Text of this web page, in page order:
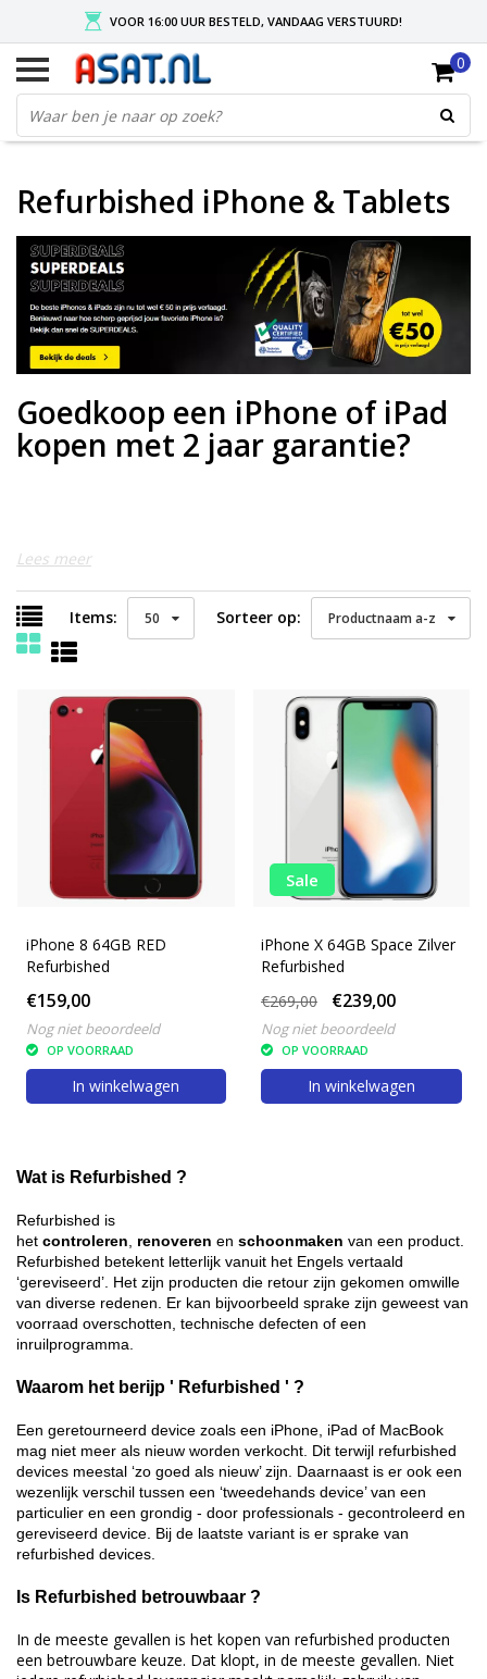
VOOR 16:00 UUR BESTELD, VANDAAG VERSTUURD!
GRATIS VERZENDING NA MIN. ORDER VAN € 50,-
KIES EENVOUDIG UW AFHAALLOCATIE
0
Refurbished iPhone & Tablets
Goedkoop een iPhone of iPad
kopen met 2 jaar garantie?
Lees meer
Sorteer op: Productnaam a-z
Items: 50
iPhone 8 64GB RED
Refurbished
€159,00
Nog niet beoordeeld
OP VOORRAAD
In winkelwagen
Sale
iPhone X 64GB Space Zilver
Refurbished
€269,00
€239,00
Nog niet beoordeeld
OP VOORRAAD
In winkelwagen
Wat is Refurbished ?
Refurbished is
het controleren, renoveren en schoonmaken van een product.
Refurbished betekent letterlijk vanuit het Engels vertaald
‘gereviseerd’. Het zijn producten die retour zijn gekomen omwille
van diverse redenen. Er kan bijvoorbeeld sprake zijn geweest van
voorraad overschotten, technische defecten of een
inruilprogramma.
Waarom het berijp ' Refurbished ' ?
Een geretourneerd device zoals een iPhone, iPad of MacBook
mag niet meer als nieuw worden verkocht. Dit terwijl refurbished
devices meestal ‘zo goed als nieuw’ zijn. Daarnaast is er ook een
wezenlijk verschil tussen een ‘tweedehands device’ van een
particulier en een grondig - door professionals - gecontroleerd en
gereviseerd device. Bij de laatste variant is er sprake van
refurbished devices.
Is Refurbished betrouwbaar ?
In de meeste gevallen is het kopen van refurbished producten
een betrouwbare keuze. Dat klopt, in de meeste gevallen. Niet